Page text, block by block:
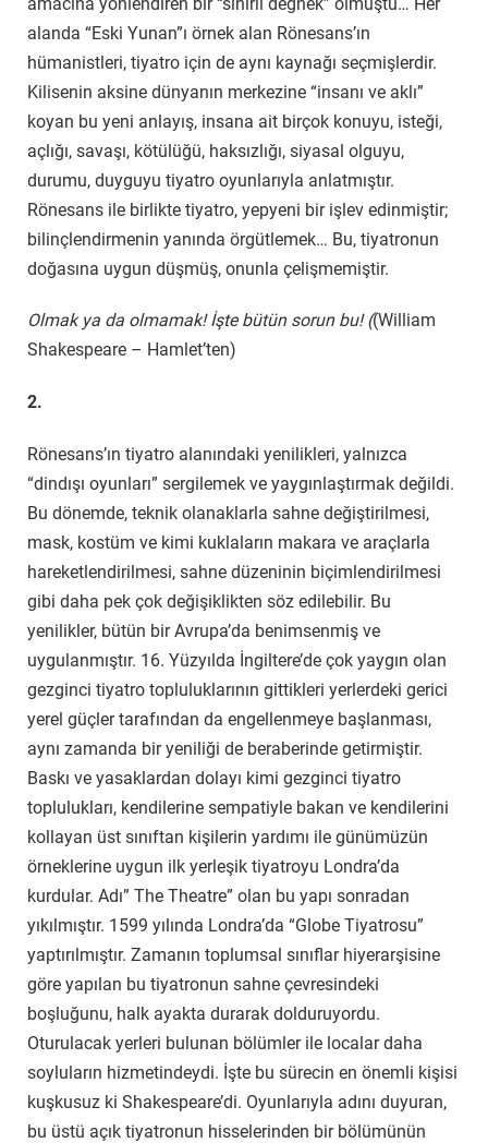
alanda “Eski Yunan”ı örnek alan Rönesans’ın
hümanistleri, tiyatro için de aynı kaynağı seçmişlerdir.
Kilisenin aksine dünyanın merkezine “insanı ve aklı”
koyan bu yeni anlayış, insana ait birçok konuyu, isteği,
açlığı, savaşı, kötülüğü, haksızlığı, siyasal olguyu,
durumu, duyguyu tiyatro oyunlarıyla anlatmıştır.
Rönesans ile birlikte tiyatro, yepyeni bir işlev edinmiştir;
bilinçlendirmenin yanında örgütlemek… Bu, tiyatronun
doğasına uygun düşmüş, onunla çelişmemiştir.
Olmak ya da olmamak! İşte bütün sorun bu! ((William
Shakespeare – Hamlet’ten)
2.
Rönesans’ın tiyatro alanındaki yenilikleri, yalnızca
“dindışı oyunları” sergilemek ve yaygınlaştırmak değildi.
Bu dönemde, teknik olanaklarla sahne değiştirilmesi,
mask, kostüm ve kimi kuklaların makara ve araçlarla
hareketlendirilmesi, sahne düzeninin biçimlendirilmesi
gibi daha pek çok değişiklikten söz edilebilir. Bu
yenilikler, bütün bir Avrupa’da benimsenmiş ve
uygulanmıştır. 16. Yüzyılda İngiltere’de çok yaygın olan
gezginci tiyatro topluluklarının gittikleri yerlerdeki gerici
yerel güçler tarafından da engellenmeye başlanması,
aynı zamanda bir yeniliği de beraberinde getirmiştir.
Baskı ve yasaklardan dolayı kimi gezginci tiyatro
toplulukları, kendilerine sempatiyle bakan ve kendilerini
kollayan üst sınıftan kişilerin yardımı ile günümüzün
örneklerine uygun ilk yerleşik tiyatroyu Londra’da
kurdular. Adı” The Theatre” olan bu yapı sonradan
yıkılmıştır. 1599 yılında Londra’da “Globe Tiyatrosu”
yaptırılmıştır. Zamanın toplumsal sınıflar hiyerarşisine
göre yapılan bu tiyatronun sahne çevresindeki
boşluğunu, halk ayakta durarak dolduruyordu.
Oturulacak yerleri bulunan bölümler ile localar daha
soyluların hizmetindeydi. İşte bu sürecin en önemli kişisi
kuşkusuz ki Shakespeare’di. Oyunlarıyla adını duyuran,
bu üstü açık tiyatronun hisselerinden bir bölümünün